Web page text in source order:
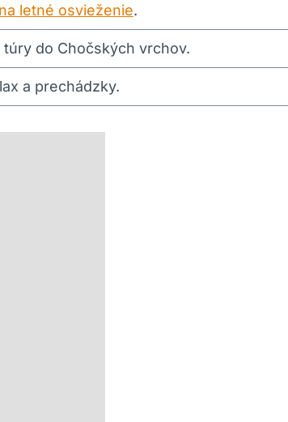
letné osvieženie.
do Chočských vrchov.
a prechádzky.